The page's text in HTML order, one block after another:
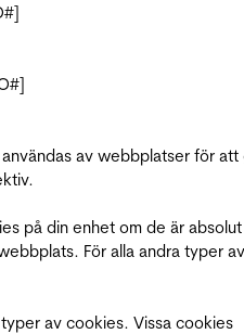
av webbplatser för att
på din enhet om de är absolut
För alla andra typer av
av cookies. Vissa cookies